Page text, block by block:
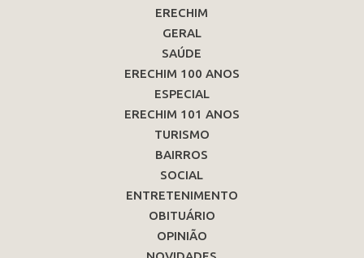
ERECHIM
GERAL
SAÚDE
ERECHIM 100 ANOS
ESPECIAL
ERECHIM 101 ANOS
TURISMO
BAIRROS
SOCIAL
ENTRETENIMENTO
OBITUÁRIO
OPINIÃO